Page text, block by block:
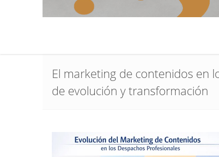
El marketing de contenidos en
de evolución y transformación